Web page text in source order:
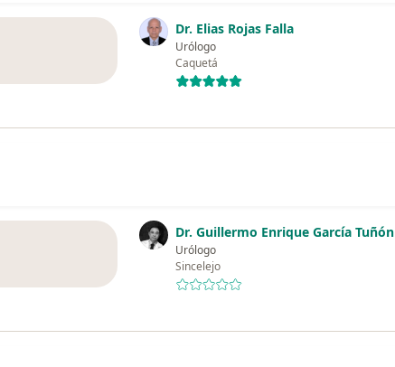
Dr. Elias Rojas Falla
Urólogo
Caquetá
Dr. Guillermo Enrique García Tuñón
Urólogo
Sincelejo